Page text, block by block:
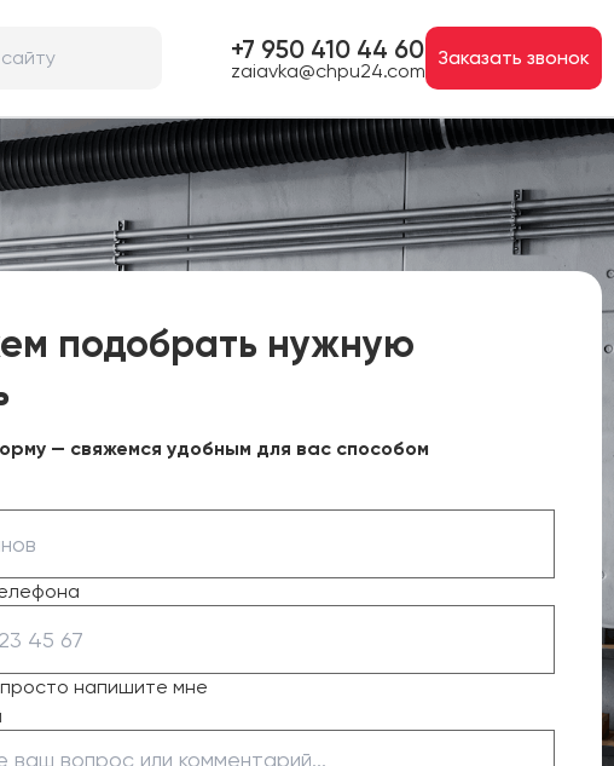
+7 950 410 44 60
zaiavka@chpu24.com
Заказать звонок
подобрать нужную
— свяжемся удобным для вас способом
просто напишите мне